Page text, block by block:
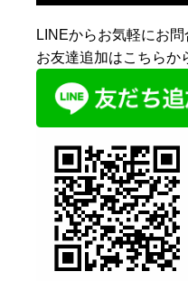
LINEからお気軽にお問
お友達追加はこちら